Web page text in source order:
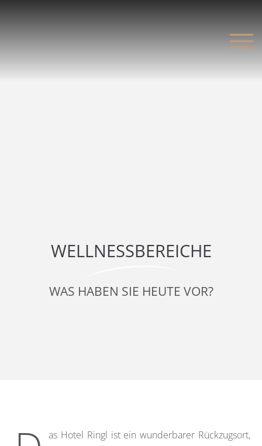
WELLNESSBEREICHE
WAS HABEN SIE HEUTE VOR?
as Hotel Ringl ist ein wunderbarer Rückzugsort,